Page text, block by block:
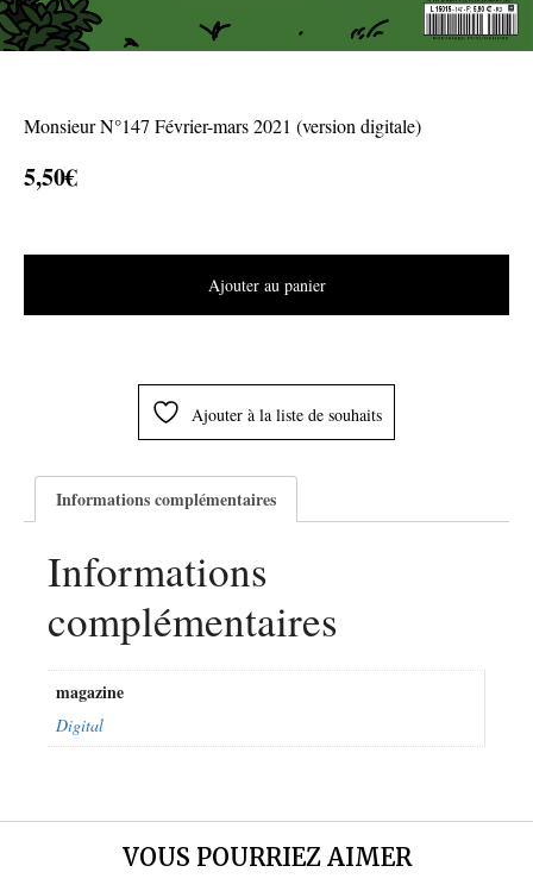
Monsieur N°147 Février-mars 2021 (version digitale)
5,50€
Ajouter au panier
Ajouter à la liste de souhaits
Informations complémentaires
Informations
complémentaires
magazine
Digital
VOUS POURRIEZ AIMER